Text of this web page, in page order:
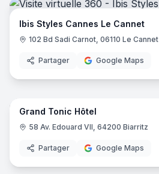
Ibis Styles Cannes Le Cannet
102 Bd Sadi Carnot, 06110 Le Cannet
Partager Google Maps
Grand Tonic Hôtel
58 Av. Edouard VII, 64200 Biarritz
Partager Google Maps